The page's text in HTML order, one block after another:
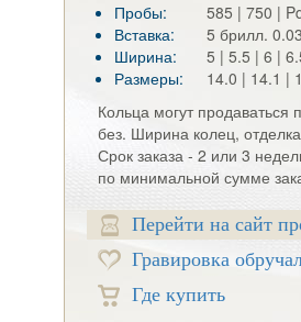
Пробы:
585 | 750 |
Вставка:
5 брилл.
Ширина:
5 | 5.5 | 6 |
Размеры:
14.0 | 14.1 |
Кольца могут продаваться
без. Ширина колец,
Срок заказа - 2 или 3
по минимальной сумме
Перейти на сайт
Гравировка
Где купить